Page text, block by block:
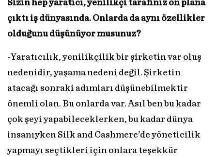
Sizin hep yaratıcı, yenilikçi tarafınız ön plana
çıktı iş dünyasında. Onlarda da aynı özellikler
olduğunu düşünüyor musunuz?
-Yaratıcılık, yenilikçilik bir şirketin var oluş
nedenidir, yaşama nedeni değil. Şirketin
atacağı sonraki adımları düşünebilmektir
önemli olan. Bu onlarda var. Asıl ben bu kadar
çok şeyi yapabileceklerken, bu kadar dünya
insanıyken Silk and Cashmere’de yöneticilik
yapmayı seçtikleri için onlara teşekkür